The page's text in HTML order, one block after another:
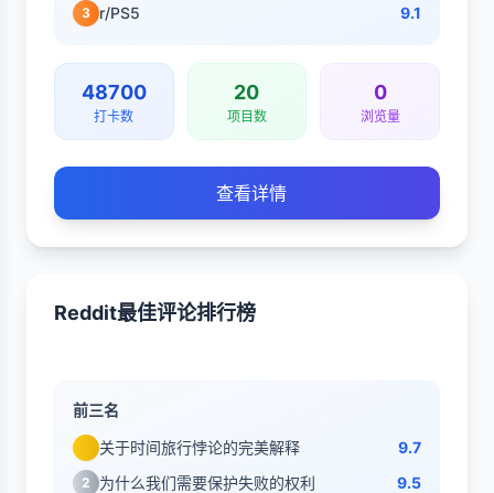
3 r/PS5 9.1
48700
打卡数
20
项目数
0
浏览量
查看详情
Reddit最佳评论排行榜
前三名
关于时间旅行悖论的完美解释
9.7
2 为什么我们需要保护失败的权利 9.5